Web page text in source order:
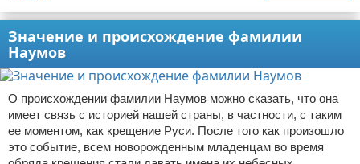
Значение и происхождение фамилии
Наумов
О происхождении фамилии Наумов можно сказать, что она
имеет связь с историей нашей страны, в частности, с таким
ее моментом, как крещение Руси. После того как произошло
это событие, всем новорожденным младенцам во время